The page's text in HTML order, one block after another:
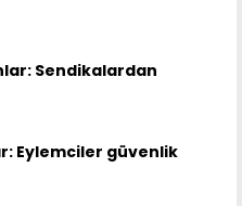
Sendikalardan
Eylemciler güvenlik